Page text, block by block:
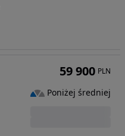
59 900 PLN
Poniżej średniej